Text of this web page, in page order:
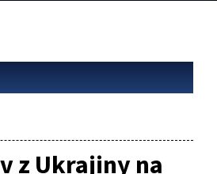
z Ukrajiny na